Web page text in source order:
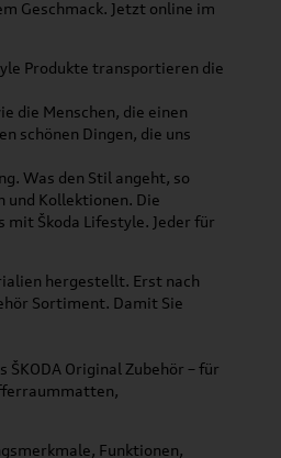
Geschmack. Jetzt online im
Produkte transportieren die
die Menschen, die einen
schönen Dingen, die uns
Was den Stil angeht, so
und Kollektionen. Die
mit Škoda Lifestyle. Jeder für
hergestellt. Erst nach
Sortiment. Damit Sie
Original Zubehör – für
Funktionen,